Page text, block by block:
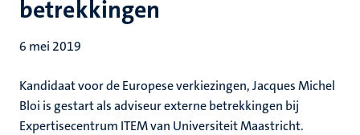
betrekkingen
6 mei 2019
Kandidaat voor de Europese verkiezingen, Jacques Michel
Bloi is gestart als adviseur externe betrekkingen bij
Expertisecentrum ITEM van Universiteit Maastricht.